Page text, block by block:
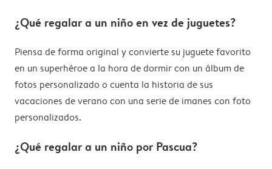
¿Qué regalar a un niño en vez de juguetes?
Piensa de forma original y convierte su juguete favorito
en un superhéroe a la hora de dormir con un álbum de
fotos personalizado o cuenta la historia de sus
vacaciones de verano con una serie de imanes con foto
personalizados.
¿Qué regalar a un niño por Pascua?